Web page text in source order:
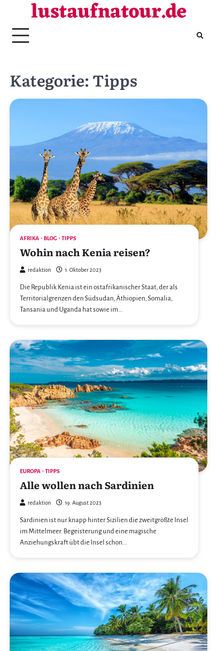
content
lustaufnatour.de
Kategorie: Tipps
AFRIKA BLOG TIPPS
Wohin nach Kenia reisen?
redaktion 1. Oktober 2023
Die Republik Kenia ist ein ostafrikanischer Staat, der als
Territorialgrenzen den Südsudan, Äthiopien, Somalia,
Tansania und Uganda hat sowie im…
EUROPA TIPPS
Alle wollen nach Sardinien
redaktion 19. August 2023
Sardinien ist nur knapp hinter Sizilien die zweitgrößte Insel
im Mittelmeer. Begeisterung und eine magische
Anziehungskraft übt die Insel schon…